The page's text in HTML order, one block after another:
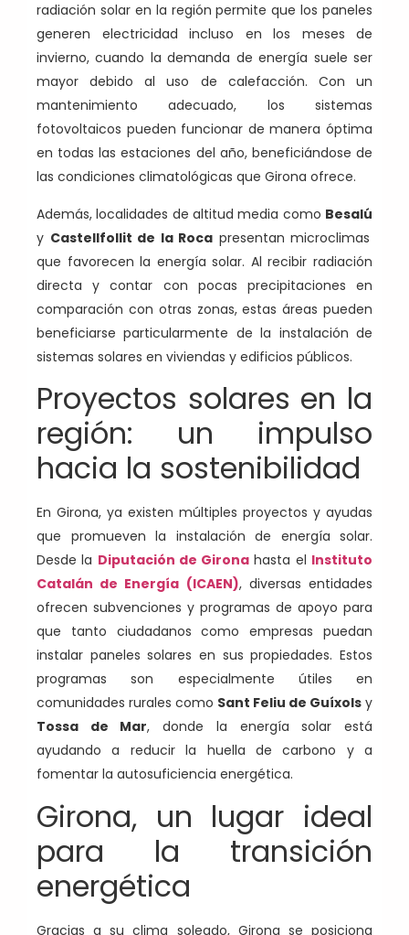
radiación solar en la región permite que los paneles
generen electricidad incluso en los meses de
invierno, cuando la demanda de energía suele ser
mayor debido al uso de calefacción. Con un
mantenimiento adecuado, los sistemas
fotovoltaicos pueden funcionar de manera óptima
en todas las estaciones del año, beneficiándose de
las condiciones climatológicas que Girona ofrece.
Además, localidades de altitud media como Besalú
y Castellfollit de la Roca presentan microclimas
que favorecen la energía solar. Al recibir radiación
directa y contar con pocas precipitaciones en
comparación con otras zonas, estas áreas pueden
beneficiarse particularmente de la instalación de
sistemas solares en viviendas y edificios públicos.
Proyectos solares en la
región: un impulso
hacia la sostenibilidad
En Girona, ya existen múltiples proyectos y ayudas
que promueven la instalación de energía solar.
Desde la Diputación de Girona hasta el Instituto
Catalán de Energía (ICAEN), diversas entidades
ofrecen subvenciones y programas de apoyo para
que tanto ciudadanos como empresas puedan
instalar paneles solares en sus propiedades. Estos
programas son especialmente útiles en
comunidades rurales como Sant Feliu de Guíxols y
Tossa de Mar, donde la energía solar está
ayudando a reducir la huella de carbono y a
fomentar la autosuficiencia energética.
Girona, un lugar ideal
para la transición
energética
Gracias a su clima soleado, Girona se posiciona